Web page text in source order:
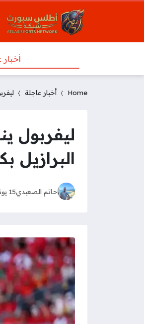
Home أخبار عاجلة
ليفربول
البرازيل
حاتم الصعيدي15 يونيو 2026 - 12:04ص